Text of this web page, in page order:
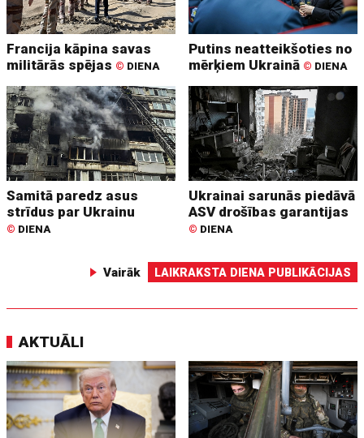
Francija kāpina savas
militārās spējas © DIENA
Putins neatteikšoties no
mērķiem Ukrainā © DIENA
Samitā paredz asus
strīdus par Ukrainu
© DIENA
Ukrainai sarunās piedāvā
ASV drošības garantijas
© DIENA
Vairāk LAIKRAKSTA DIENA PUBLIKĀCIJAS
AKTUĀLI